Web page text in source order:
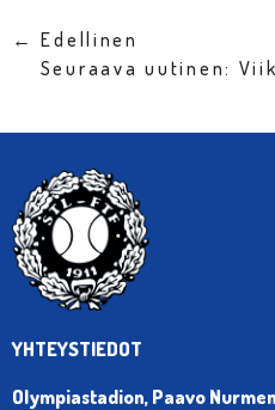
← Edellinen
Seuraava uutinen:
YHTEYSTIEDOT
Olympiastadion, Paavo